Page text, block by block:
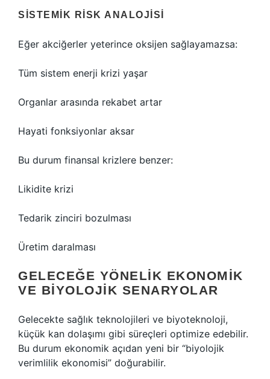
SISTEMIK RISK ANALOJISI
Eğer akciğerler yeterince oksijen sağlayamazsa:
Tüm sistem enerji krizi yaşar
Organlar arasında rekabet artar
Hayati fonksiyonlar aksar
Bu durum finansal krizlere benzer:
Likidite krizi
Tedarik zinciri bozulması
Üretim daralması
GELECEĞE YÖNELIK EKONOMIK
VE BIYOLOJIK SENARYOLAR
Gelecekte sağlık teknolojileri ve biyoteknoloji,
küçük kan dolaşımı gibi süreçleri optimize edebilir.
Bu durum ekonomik açıdan yeni bir “biyolojik
verimlilik ekonomisi” doğurabilir.